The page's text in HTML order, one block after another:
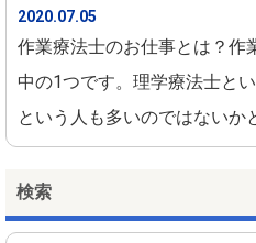
2020.07.05
作業療法士のお仕事とは？作
中の1つです。理学療法士と
という人も多いのではないか
検索